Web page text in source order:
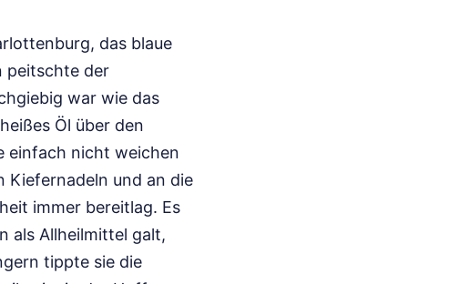
das blaue
peitschte der
war wie das
Öl über den
einfach nicht weichen
Kiefernadeln und an die
immer bereitlag. Es
als Allheilmittel galt,
tippte sie die